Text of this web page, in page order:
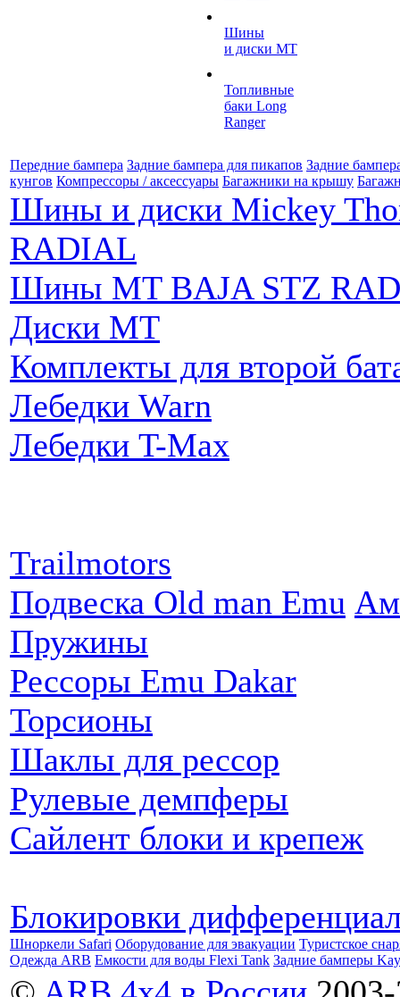
Шины
и диски MT
Топливные
баки Long
Ranger
Передние бампера Задние бампера для пикапов Задние
кунгов Компрессоры / аксессуары Багажники на крышу
Шины и диски Mickey
RADIAL
Шины MT BAJA STZ
Диски MT
Комплекты для второй
Лебедки Warn
Лебедки T-Max
Trailmotors
Подвеска Old man Emu
Пружины
Рессоры Emu Dakar
Торсионы
Шаклы для рессор
Рулевые демпферы
Сайлент блоки и крепеж
Блокировки
Шноркели Safari Оборудование для эвакуации Туристское
Одежда ARB Емкости для воды Flexi Tank Задние бамперы